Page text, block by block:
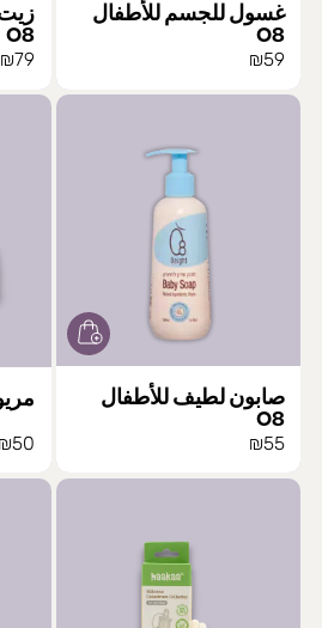
غسول للجسم للأطفال
O8
₪59
O8
₪79
صابون لطيف للأطفال
O8
₪55
₪50